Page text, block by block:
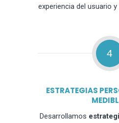
experiencia del usuario y
4
ESTRATEGIAS
Desarrollamos